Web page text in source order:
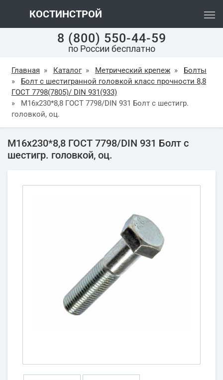
КОСТИНСТРОЙ
8 (800) 550-44-59
по России бесплатно
Главная » Каталог » Метрический крепеж »
Болты
»
Болт с шестигранной головкой класс прочности 8,8
ГОСТ 7798(7805)/ DIN 931(933)
»
М16х230*8,8 ГОСТ 7798/DIN 931 Болт с шестигр.
головкой, оц.
М16х230*8,8 ГОСТ 7798/DIN 931 Болт с
шестигр. головкой, оц.